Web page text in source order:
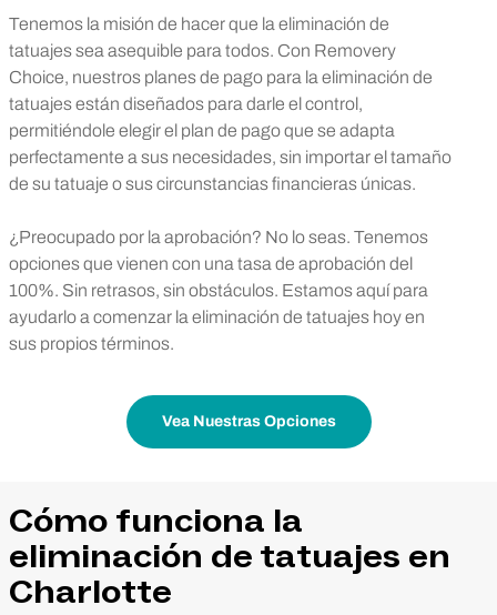
Tenemos la misión de hacer que la eliminación de
tatuajes sea asequible para todos. Con Removery
Choice, nuestros planes de pago para la eliminación de
tatuajes están diseñados para darle el control,
permitiéndole elegir el plan de pago que se adapta
perfectamente a sus necesidades, sin importar el tamaño
de su tatuaje o sus circunstancias financieras únicas.
¿Preocupado por la aprobación? No lo seas. Tenemos
opciones que vienen con una tasa de aprobación del
100%. Sin retrasos, sin obstáculos. Estamos aquí para
ayudarlo a comenzar la eliminación de tatuajes hoy en
sus propios términos.
Vea Nuestras Opciones
Cómo funciona la
eliminación de tatuajes en
Charlotte